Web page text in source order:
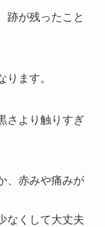
跡が残ったこと
ます。
さより触りすぎ
、赤みや痛みが
なくして大丈夫